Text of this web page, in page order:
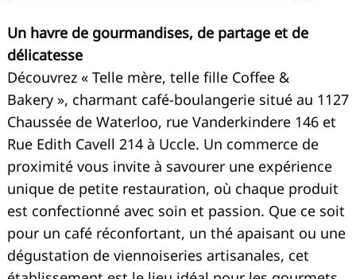
Un havre de gourmandises, de partage et de
délicatesse
Découvrez « Telle mère, telle fille Coffee &
Bakery », charmant café-boulangerie situé au 1127
Chaussée de Waterloo, rue Vanderkindere 146 et
Rue Edith Cavell 214 à Uccle. Un commerce de
proximité vous invite à savourer une expérience
unique de petite restauration, où chaque produit
est confectionné avec soin et passion. Que ce soit
pour un café réconfortant, un thé apaisant ou une
dégustation de viennoiseries artisanales, cet